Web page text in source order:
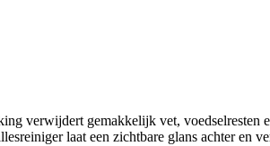
verwijdert gemakkelijk vet, voedselresten
laat een zichtbare glans achter en